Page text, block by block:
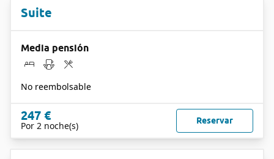
Suite
Media pensión
No reembolsable
247 €
Por 2 noche(s) Reservar